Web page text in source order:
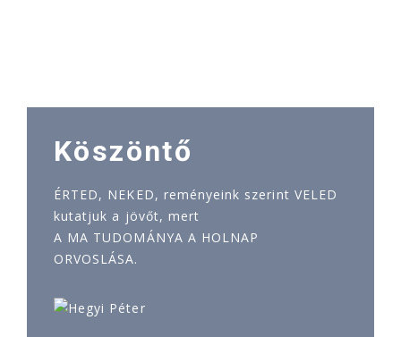
Köszöntő
ÉRTED, NEKED, reményeink szerint VELED
kutatjuk a jövőt, mert
A MA TUDOMÁNYA A HOLNAP
ORVOSLÁSA.